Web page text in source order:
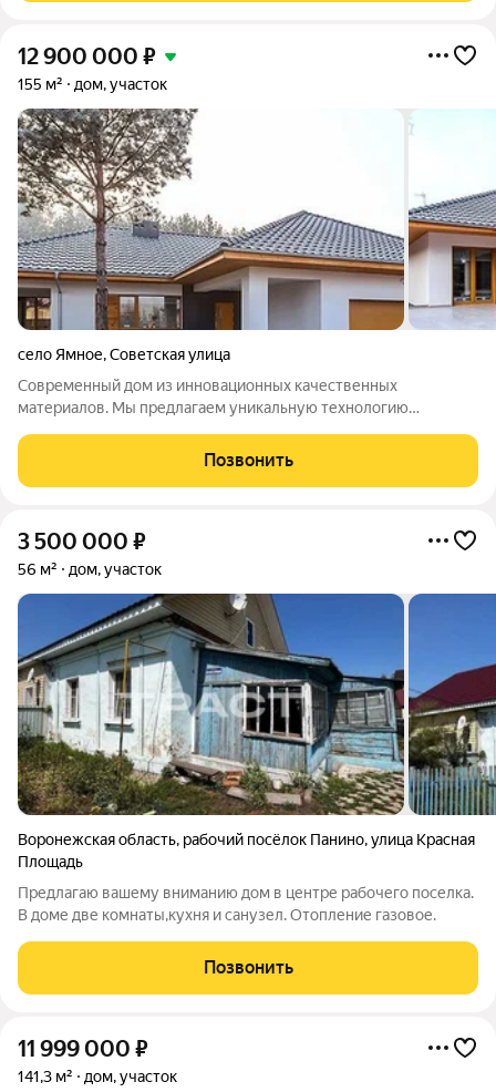
12 900 000 ₽
155 м² дом, участок
село Ямное,Советская улица
Современный дом из инновационных качественных
материалов. Мы предлагаем уникальную технологию
стать счастливым обладателем дома из инновационных
материалов всего за 3 месяца! Стоимость указана с
Позвонить
3 500 000 ₽
56 м² дом, участок
Воронежская область, рабочий посёлок Панино,улица Красная
Площадь
Предлагаю вашему вниманию дом в центре рабочего поселка.
В доме две комнаты,кухня и санузел. Отопление газовое.
Позвонить
11 999 000 ₽
141,3 м² дом, участок